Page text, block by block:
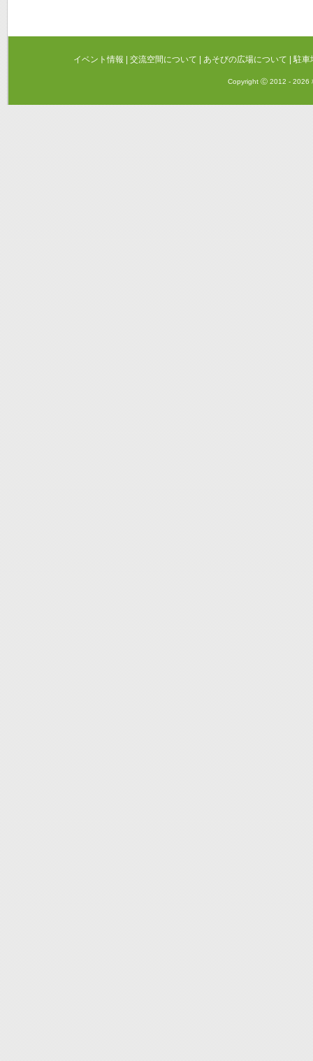
イベント情報 交流空間について あそびの広場について |駐車
Copyright Ⓒ 2012 - 2026